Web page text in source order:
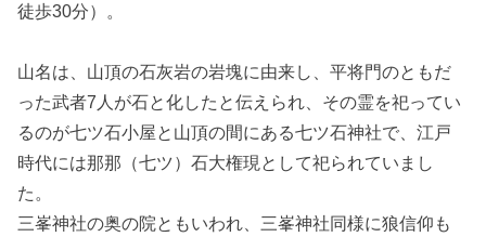
徒歩30分）。
山名は、山頂の石灰岩の岩塊に由来し、平将門のともだ
った武者7人が石と化したと伝えられ、その霊を祀ってい
るのが七ツ石小屋と山頂の間にある七ツ石神社で、江戸
時代には那那（七ツ）石大権現として祀られていまし
た。
三峯神社の奥の院ともいわれ、三峯神社同様に狼信仰も